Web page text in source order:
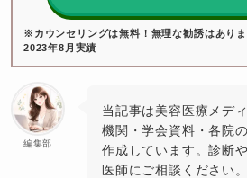
※カウンセリングは無料！無理な勧誘はあり
2023年8月実績
編集部
当記事は美容医療メデ
機関・学会資料・各院
作成しています。診断
医師にご相談ください。